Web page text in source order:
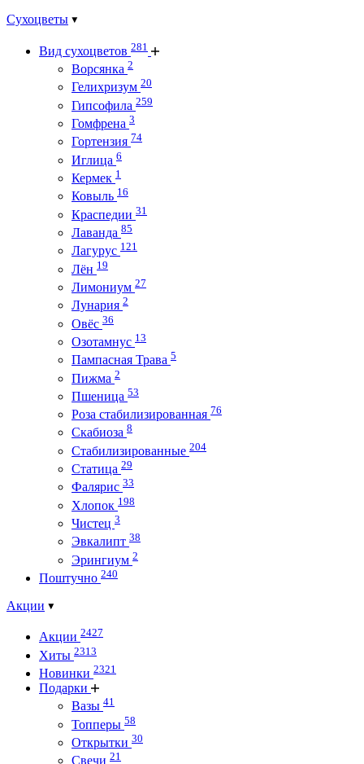
Сухоцветы
Вид сухоцветов 281
Ворсянка 2
Гелихризум 20
Гипсофила 259
Гомфрена 3
Гортензия 74
Иглица 6
Кермек 1
Ковыль 16
Краспедии 31
Лаванда 85
Лагурус 121
Лён 19
Лимониум 27
Лунария 2
Овёс 36
Озотамнус 13
Пампасная Трава 5
Пижма 2
Пшеница 53
Роза стабилизированная 76
Скабиоза 8
Стабилизированные 204
Статица 29
Фалярис 33
Хлопок 198
Чистец 3
Эвкалипт 38
Эрингиум 2
Поштучно 240
Акции
Акции 2427
Хиты 2313
Новинки 2321
Подарки
Вазы 41
Топперы 58
Открытки 30
Свечи 21